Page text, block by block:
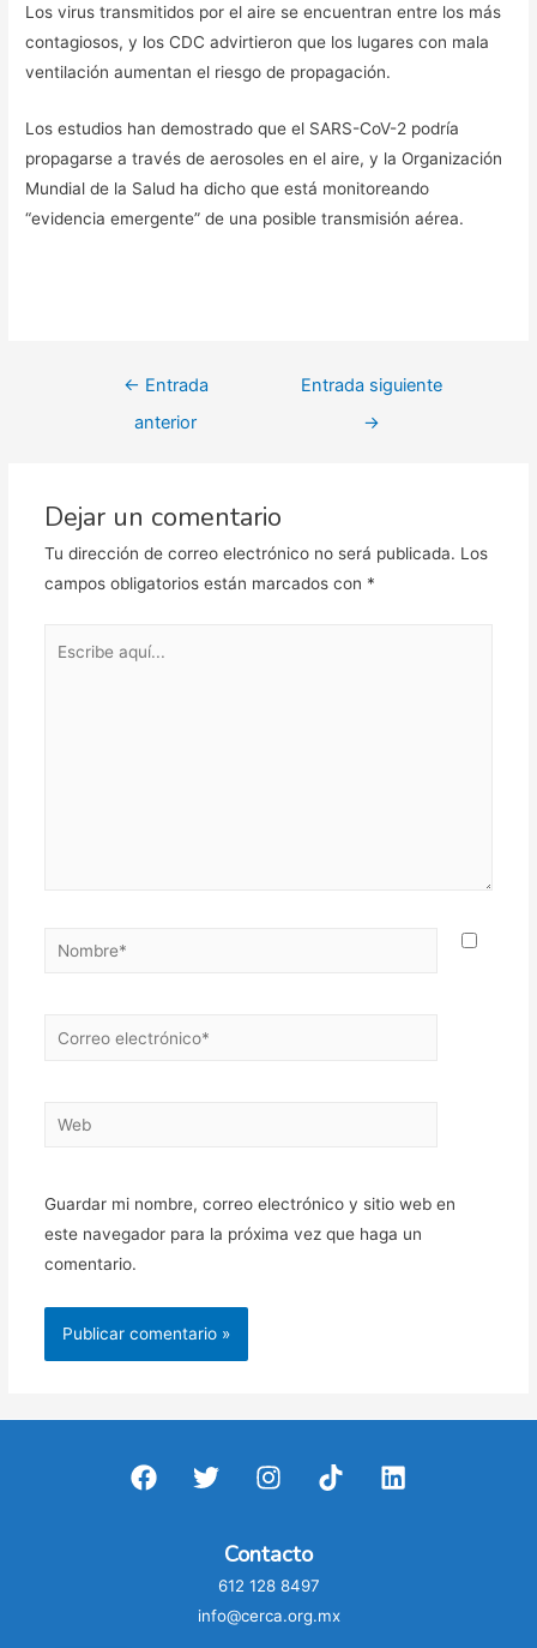
Los virus transmitidos por el aire se encuentran entre los más
contagiosos, y los CDC advirtieron que los lugares con mala
ventilación aumentan el riesgo de propagación.
Los estudios han demostrado que el SARS-CoV-2 podría
propagarse a través de aerosoles en el aire, y la Organización
Mundial de la Salud ha dicho que está monitoreando
“evidencia emergente” de una posible transmisión aérea.
Navegación
← Entrada
anterior
Entrada siguiente
→
Dejar un comentario
Tu dirección de correo electrónico no será publicada. Los
campos obligatorios están marcados con *
Nombre*
Correo
Web
Guardar mi nombre, correo electrónico y sitio web en
este navegador para la próxima vez que haga un
comentario.
Contacto
612 128 8497
info@cerca.org.mx